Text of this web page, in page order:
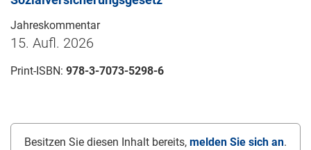
Jahreskommentar
15. Aufl. 2026
Print-ISBN: 978-3-7073-5298-6
Besitzen Sie diesen Inhalt bereits, melden Sie sich an.